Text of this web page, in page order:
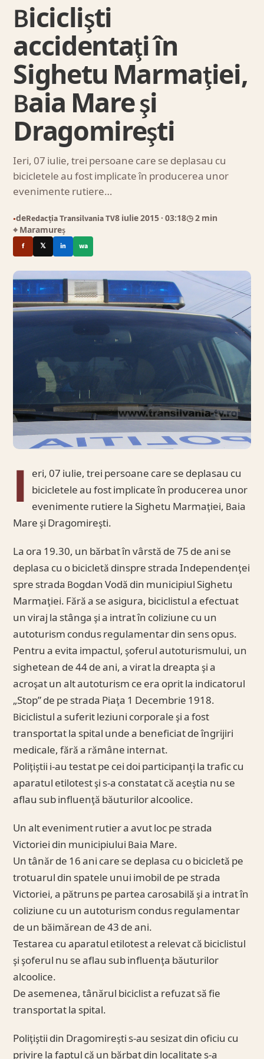
Biciclişti
accidentaţi în
Sighetu Marmaţiei,
Baia Mare şi
Dragomireşti
Ieri, 07 iulie, trei persoane care se deplasau cu
bicicletele au fost implicate în producerea unor
evenimente rutiere…
●deRedacția Transilvania TV8 iulie 2015 · 03:18◷ 2 min
⌖ Maramureș
f 𝕏 in wa
I eri, 07 iulie, trei persoane care se deplasau cu
bicicletele au fost implicate în producerea unor
evenimente rutiere la Sighetu Marmaţiei, Baia
Mare şi Dragomireşti.
La ora 19.30, un bărbat în vârstă de 75 de ani se
deplasa cu o bicicletă dinspre strada Independenţei
spre strada Bogdan Vodă din municipiul Sighetu
Marmaţiei. Fără a se asigura, biciclistul a efectuat
un viraj la stânga şi a intrat în coliziune cu un
autoturism condus regulamentar din sens opus.
Pentru a evita impactul, şoferul autoturismului, un
sighetean de 44 de ani, a virat la dreapta şi a
acroşat un alt autoturism ce era oprit la indicatorul
„Stop” de pe strada Piaţa 1 Decembrie 1918.
Biciclistul a suferit leziuni corporale şi a fost
transportat la spital unde a beneficiat de îngrijiri
medicale, fără a rămâne internat.
Poliţiştii i-au testat pe cei doi participanţi la trafic cu
aparatul etilotest şi s-a constatat că aceştia nu se
aflau sub influenţă băuturilor alcoolice.
Un alt eveniment rutier a avut loc pe strada
Victoriei din municipiului Baia Mare.
Un tânăr de 16 ani care se deplasa cu o bicicletă pe
trotuarul din spatele unui imobil de pe strada
Victoriei, a pătruns pe partea carosabilă şi a intrat în
coliziune cu un autoturism condus regulamentar
de un băimărean de 43 de ani.
Testarea cu aparatul etilotest a relevat că biciclistul
şi şoferul nu se aflau sub influenţa băuturilor
alcoolice.
De asemenea, tânărul biciclist a refuzat să fie
transportat la spital.
Poliţiştii din Dragomireşti s-au sesizat din oficiu cu
privire la faptul că un bărbat din localitate s-a